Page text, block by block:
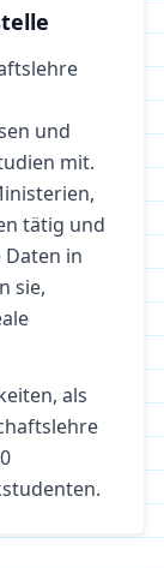
und
mit.
tätig und
in
sie,
als